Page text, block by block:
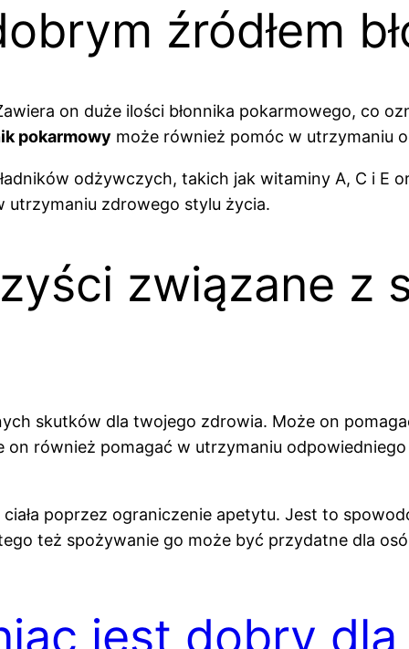
źródłem
on duże ilości błonnika pokarmowego, co
pokarmowy może również pomóc w utrzymaniu
odżywczych, takich jak witaminy A, C i E
utrzymaniu zdrowego stylu życia.
związane z
skutków dla twojego zdrowia. Może on
również pomagać w utrzymaniu
poprzez ograniczenie apetytu. Jest to
też spożywanie go może być przydatne dla
jest dobry dla